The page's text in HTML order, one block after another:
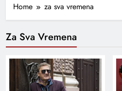
Home za sva vremena
Za Sva Vremena